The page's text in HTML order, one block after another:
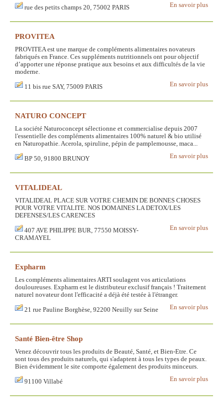
En savoir plus
rue des petits champs 20, 75002 PARIS
PROVITEA
PROVITEA est une marque de compléments alimentaires novateurs
fabriqués en France. Ces suppléments nutritionnels ont pour objectif
d’apporter une réponse pratique aux besoins et aux difficultés de la vie
moderne.
En savoir plus
11 bis rue SAY, 75009 PARIS
NATURO CONCEPT
La société Naturoconcept sélectionne et commercialise depuis 2007
l'essentielle des compléments alimentaires 100% naturel & bio utilisé
en Naturopathie. Acerola, spiruline, pépin de pamplemousse, maca...
En savoir plus
BP 50, 91800 BRUNOY
VITALIDEAL
VITALIDEAL PLACE SUR VOTRE CHEMIN DE BONNES CHOSES
POUR VOTRE VITALITE. NOS DOMAINES LA DETOX/LES
DEFENSES/LES CARENCES
En savoir plus
407 AVE PHILIPPE BUR, 77550 MOISSY-
CRAMAYEL
Expharm
Les compléments alimentaires ARTI soulagent vos articulations
douloureuses. Expharm est le distributeur exclusif français ! Traitement
naturel novateur dont l'efficacité a déjà été testée à l'étranger.
En savoir plus
21 rue Pauline Borghèse, 92200 Neuilly sur Seine
Santé Bien-être Shop
Venez découvrir tous les produits de Beauté, Santé, et Bien-Etre. Ce
sont tous des produits naturels, qui s'adaptent à tous les types de peaux.
Bien évidemment le site comporte également des produits minceurs.
En savoir plus
91100 Villabé